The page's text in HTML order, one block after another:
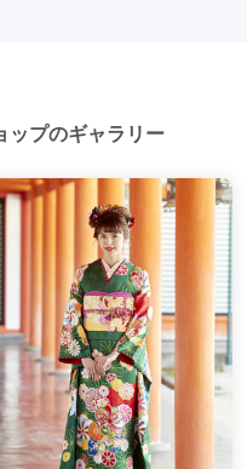
ップのギャラリー